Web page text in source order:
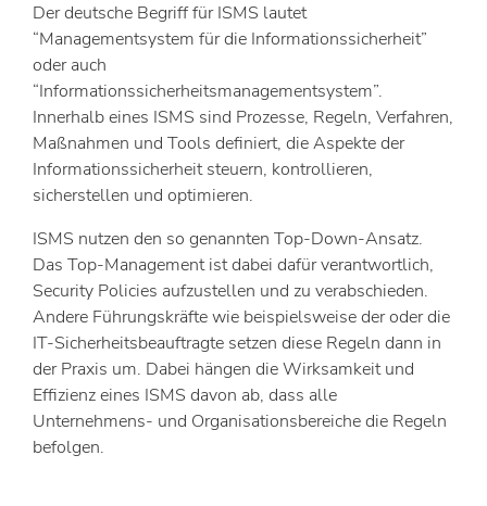
Der deutsche Begriff für ISMS lautet
“Managementsystem für die Informationssicherheit”
oder auch
“Informationssicherheitsmanagementsystem”.
Innerhalb eines ISMS sind Prozesse, Regeln, Verfahren,
Maßnahmen und Tools definiert, die Aspekte der
Informationssicherheit steuern, kontrollieren,
sicherstellen und optimieren.
ISMS nutzen den so genannten Top-Down-Ansatz.
Das Top-Management ist dabei dafür verantwortlich,
Security Policies aufzustellen und zu verabschieden.
Andere Führungskräfte wie beispielsweise der oder die
IT-Sicherheitsbeauftragte setzen diese Regeln dann in
der Praxis um. Dabei hängen die Wirksamkeit und
Effizienz eines ISMS davon ab, dass alle
Unternehmens- und Organisationsbereiche die Regeln
befolgen.